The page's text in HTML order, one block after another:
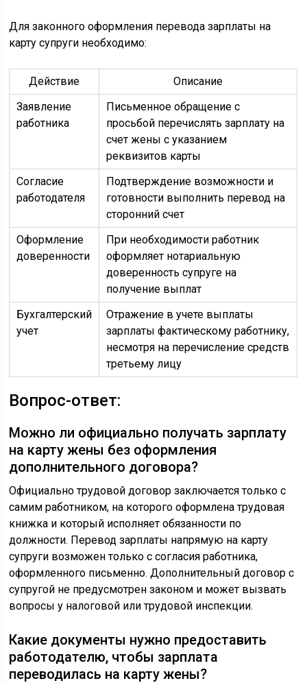
Для законного оформления перевода зарплаты на
карту супруги необходимо:
Действие
Описание
Заявление
работника
Письменное обращение с
просьбой перечислять зарплату на
счет жены с указанием
реквизитов карты
Согласие
работодателя
Подтверждение возможности и
готовности выполнить перевод на
сторонний счет
Оформление
доверенности
При необходимости работник
оформляет нотариальную
доверенность супруге на
получение выплат
Бухгалтерский
учет
Отражение в учете выплаты
зарплаты фактическому работнику,
несмотря на перечисление средств
третьему лицу
Вопрос-ответ:
Можно ли официально получать зарплату
на карту жены без оформления
дополнительного договора?
Официально трудовой договор заключается только с
самим работником, на которого оформлена трудовая
книжка и который исполняет обязанности по
должности. Перевод зарплаты напрямую на карту
супруги возможен только с согласия работника,
оформленного письменно. Дополнительный договор с
супругой не предусмотрен законом и может вызвать
вопросы у налоговой или трудовой инспекции.
Какие документы нужно предоставить
работодателю, чтобы зарплата
переводилась на карту жены?